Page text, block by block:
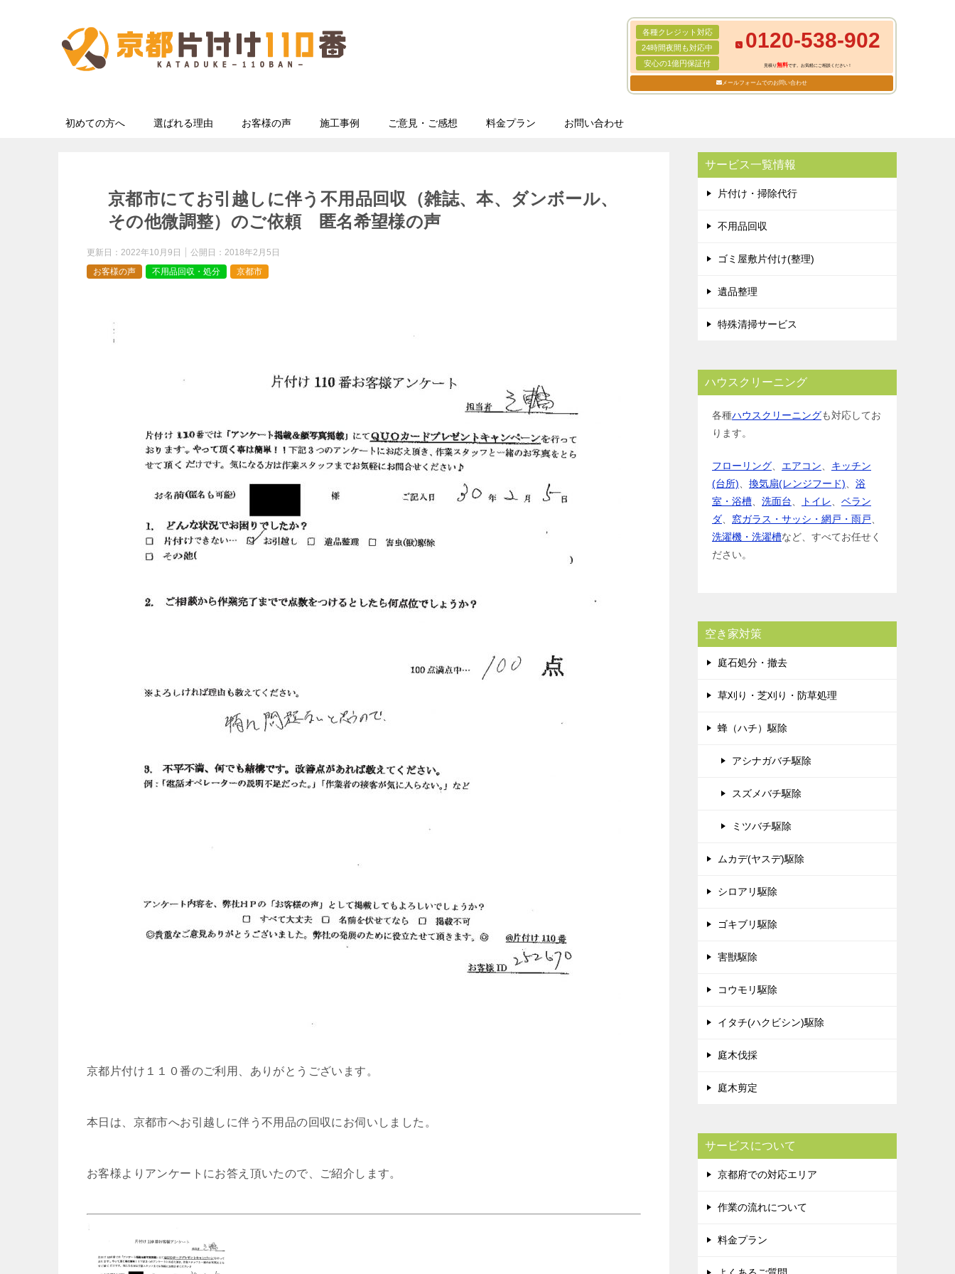
各種クレジット対応
24時間夜間も対応中
安心の1億円保証付
0120-538-902
見積り無料です。お気軽にご相談ください！
メールフォームでのお問い合わせ
初めての方へ 選ばれる理由 お客様の声 施工事例 ご意見・ご感想 料金プラン お問い合わせ
京都市にてお引越しに伴う不用品回収（雑誌、本、ダンボール、
その他微調整）のご依頼 匿名希望様の声
更新日： 2022年10月9日 公開日： 2018年2月5日
お客様の声
不用品回収・処分 京都市
京都片付け１１０番のご利用、ありがとうございます。
本日は、京都市へお引越しに伴う不用品の回収にお伺いしました。
お客様よりアンケートにお答え頂いたので、ご紹介します。
サービス一覧情報
片付け・掃除代行
不用品回収
ゴミ屋敷片付け(整理)
遺品整理
特殊清掃サービス
ハウスクリーニング
各種ハウスクリーニングも対応してお
ります。
フローリング エアコン
キッチン
(台所)
換気扇(レンジフード)
浴
室・浴槽
洗面台 トイレ
ベラン
ダ
窓ガラス・サッシ・網戸・雨戸
洗濯機・洗濯槽など、すべてお任せく
ださい。
空き家対策
庭石処分・撤去
草刈り・芝刈り・防草処理
蜂（ハチ）駆除
アシナガバチ駆除
スズメバチ駆除
ミツバチ駆除
ムカデ(ヤスデ)駆除
シロアリ駆除
ゴキブリ駆除
害獣駆除
コウモリ駆除
イタチ(ハクビシン)駆除
庭木伐採
庭木剪定
サービスについて
京都府での対応エリア
作業の流れについて
料金プラン